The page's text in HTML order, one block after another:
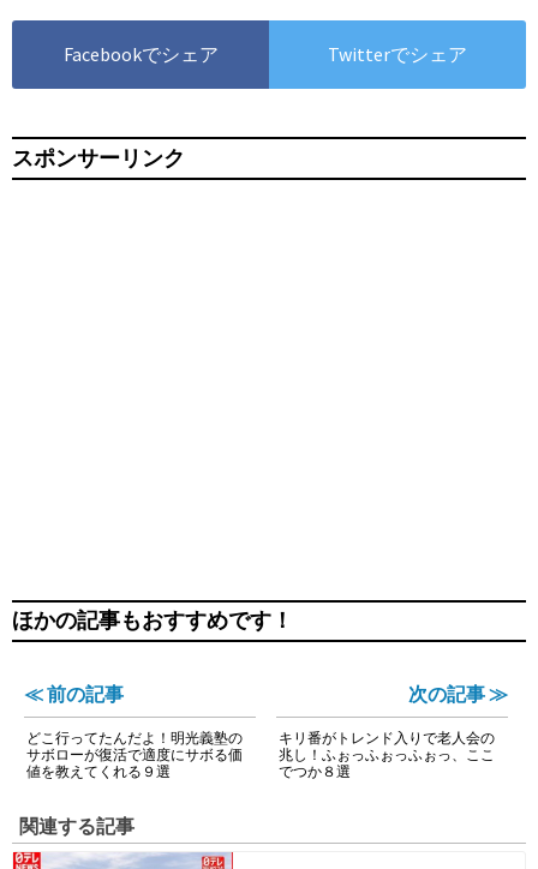
Facebookでシェア Twitterでシェア
スポンサーリンク
ほかの記事もおすすめです！
≪ 前の記事
どこ行ってたんだよ！明光義塾の
サボローが復活で適度にサボる価
値を教えてくれる９選
次の記事 ≫
キリ番がトレンド入りで老人会の
兆し！ふぉっふぉっふぉっ、ここ
でつか８選
関連する記事